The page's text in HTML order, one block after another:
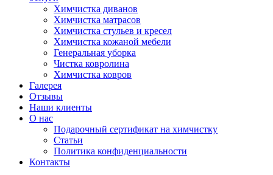
Химчистка диванов
Химчистка матрасов
Химчистка стульев и кресел
Химчистка кожаной мебели
Генеральная уборка
Чистка ковролина
Химчистка ковров
Галерея
Отзывы
Наши клиенты
О нас
Подарочный сертификат на химчистку
Статьи
Политика конфиденциальности
Контакты